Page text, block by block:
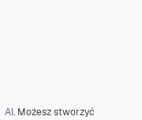
AI. Możesz stworzyć